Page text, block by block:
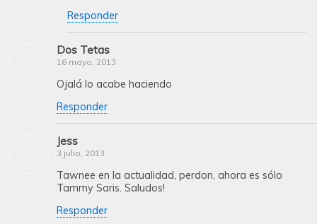
Responder
Dos Tetas
16 mayo, 2013
Ojalá lo acabe haciendo
Responder
Jess
3 julio, 2013
Tawnee en la actualidad, perdon, ahora es sólo
Tammy Saris. Saludos!
Responder